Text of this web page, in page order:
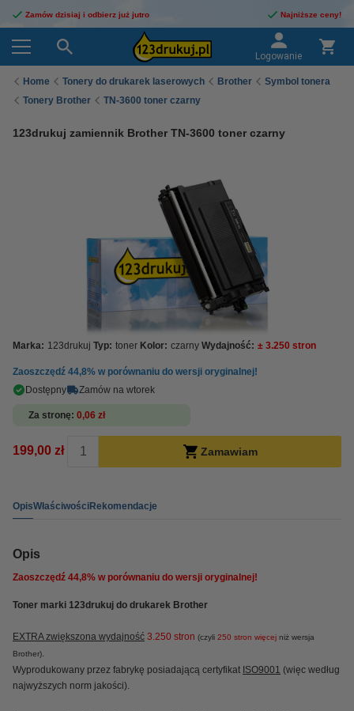
Zamów dzisiaj i odbierz już jutro Najniższe ceny!
Logowanie
Home Tonery do drukarek laserowych Brother
Symbol tonera
Tonery Brother
TN-3600 toner czarny
123drukuj zamiennik Brother TN-3600 toner czarny
Marka: 123drukuj Typ: toner Kolor: czarny Wydajność: ± 3.250 stron
Zaoszczędź 44,8% w porównaniu do wersji oryginalnej!
Dostępny
Zamów na wtorek
Za stronę 0,06 zł
199,00 zł Zamawiam
OpisWłaściwościRekomendacje
Opis
Zaoszczędź 44,8% w porównaniu do wersji oryginalnej!
Toner marki 123drukuj do drukarek Brother
EXTRA zwiększona wydajność 3.250 stron (czyli 250 stron więcej niż wersja
Brother).
Wyprodukowany przez fabrykę posiadającą certyfikat ISO9001 (więc według
najwyższych norm jakości).